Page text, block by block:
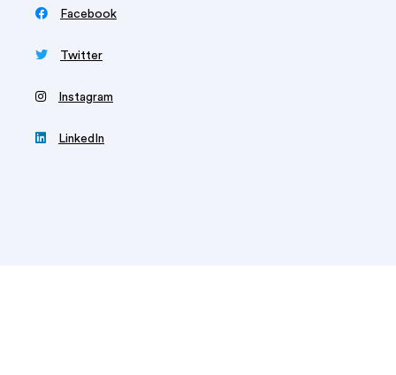
 Facebook
 Twitter
‍ Instagram
 LinkedIn